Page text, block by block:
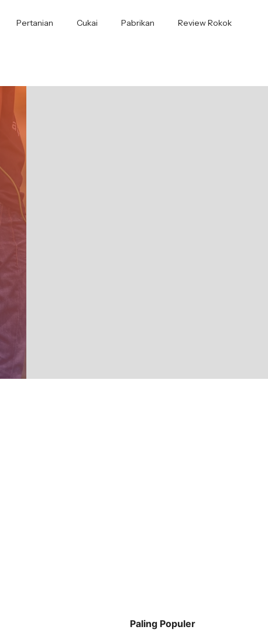
Pertanian Cukai Pabrikan Review Rokok
Paling Populer